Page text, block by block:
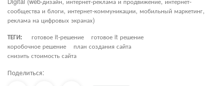
сообщества и блоги, интернет-коммуникации, мобильный маркетинг,
реклама на цифровых экранах)
ТЕГИ:
готовое it-решение
готовое it решение
коробочное решение
план создания сайта
снизить стоимость сайта
Поделиться: